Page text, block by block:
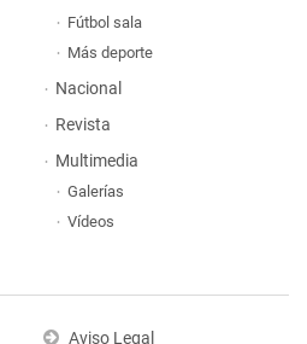
Fútbol sala
Más deporte
Nacional
Revista
Multimedia
Galerías
Vídeos
Aviso Legal